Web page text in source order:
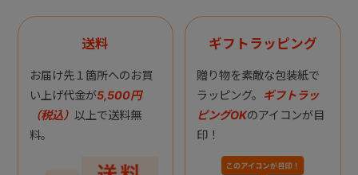
送料
お届け先１箇所へのお買
い上げ代金が5,500円
（税込） 以上で送料無
料。
ギフトラッピング
贈り物を素敵な包装紙で
ラッピング。 ギフトラッ
ピングOKのアイコンが目
印！